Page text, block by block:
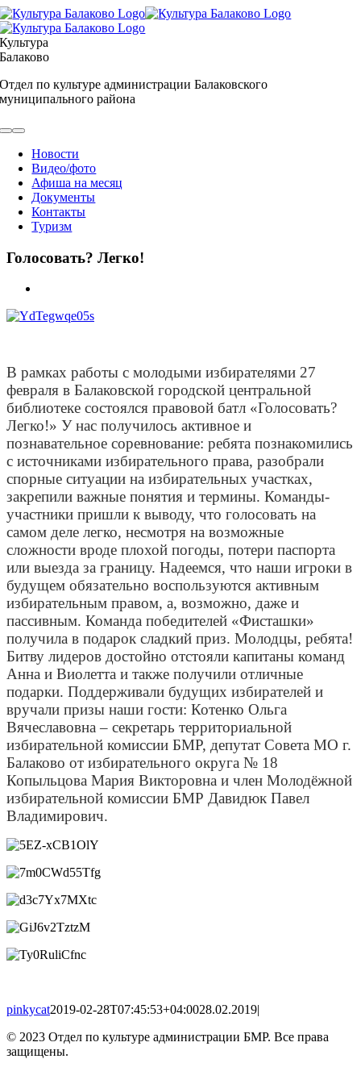
Skip
to
content
Культура
Балаково
Отдел по культуре администрации Балаковского
муниципального района
Toggle
NavigationНовости
Видео/фото
Афиша на месяц
Документы
Контакты
Туризм
Голосовать? Легко!
Image
В рамках работы с молодыми избирателями 27
февраля в Балаковской городской центральной
библиотеке состоялся правовой батл «Голосовать?
Легко!» У нас получилось активное и
познавательное соревнование: ребята познакомились
с источниками избирательного права, разобрали
спорные ситуации на избирательных участках,
закрепили важные понятия и термины. Команды-
участники пришли к выводу, что голосовать на
самом деле легко, несмотря на возможные
сложности вроде плохой погоды, потери паспорта
или выезда за границу. Надеемся, что наши игроки в
будущем обязательно воспользуются активным
избирательным правом, а, возможно, даже и
пассивным. Команда победителей «Фисташки»
получила в подарок сладкий приз. Молодцы, ребята!
Битву лидеров достойно отстояли капитаны команд
Анна и Виолетта и также получили отличные
подарки. Поддерживали будущих избирателей и
вручали призы наши гости: Котенко Ольга
Вячеславовна – секретарь территориальной
избирательной комиссии БМР, депутат Совета МО г.
Балаково от избирательного округа № 18
Копыльцова Мария Викторовна и член Молодёжной
избирательной комиссии БМР Давидюк Павел
Владимирович.
pinkycat2019-02-28T07:45:53+04:0028.02.2019|
© 2023 Отдел по культуре администрации БМР. Все права
защищены.